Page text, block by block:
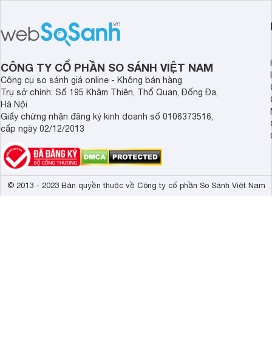
công nghệ bảo quản hiện đại, đáp ứng
tốt nhu cầu lưu trữ thực phẩm của gia
mức giá bán dễ
nhiều khách hàng
CÔNG TY CỔ PHẦN SO SÁNH VIỆT NAM
Công cụ so sánh giá online - Không bán hàng
Trụ sở chính: Số 195 Khâm Thiên, Thổ Quan, Đống Đa,
Hà Nội
Giấy chứng nhận đăng ký kinh doanh số 0106373516,
cấp ngày 02/12/2013
© 2013 - 2023 Bản quyền thuộc về Công ty cổ phần So Sánh Việt Nam